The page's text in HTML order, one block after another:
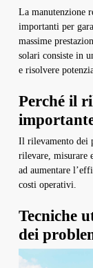
La manutenzione
importanti per
massime
solari consiste in
e risolvere
Perché il
Il rilevamento dei
rilevare, misurare
ad aumentare
costi operativi.
Tecniche
dei